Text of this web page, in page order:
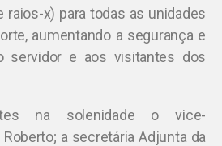
raios-x) para todas as unidades
aumentando a segurança e
servidor e aos visitantes dos
na solenidade o vice-
a secretária Adjunta da